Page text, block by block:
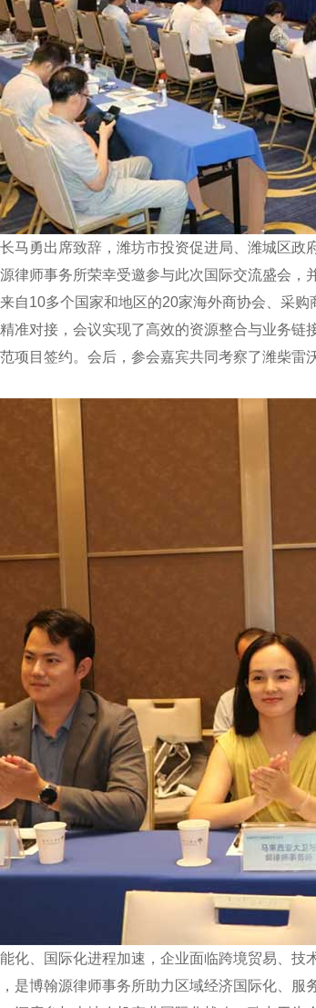
马勇出席致辞，潍坊市投资促进局、潍城区
律师事务所荣幸受邀参与此次国际交流盛会，
自10多个国家和地区的20家海外商协会、采
准对接，会议实现了高效的资源整合与业务
项目签约。会后，参会嘉宾共同考察了潍柴
化、国际化进程加速，企业面临跨境贸易、
是博翰源律师事务所助力区域经济国际化、